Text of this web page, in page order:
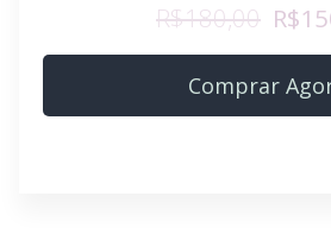
R$180,00
Comprar